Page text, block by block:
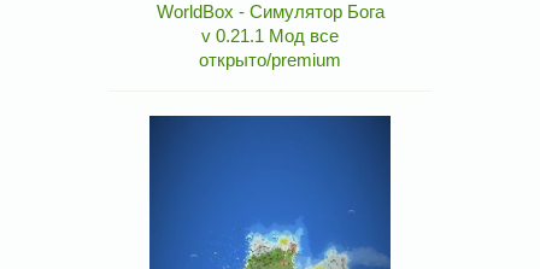
WorldBox - Симулятор Бога
v 0.21.1 Мод все
открыто/premium